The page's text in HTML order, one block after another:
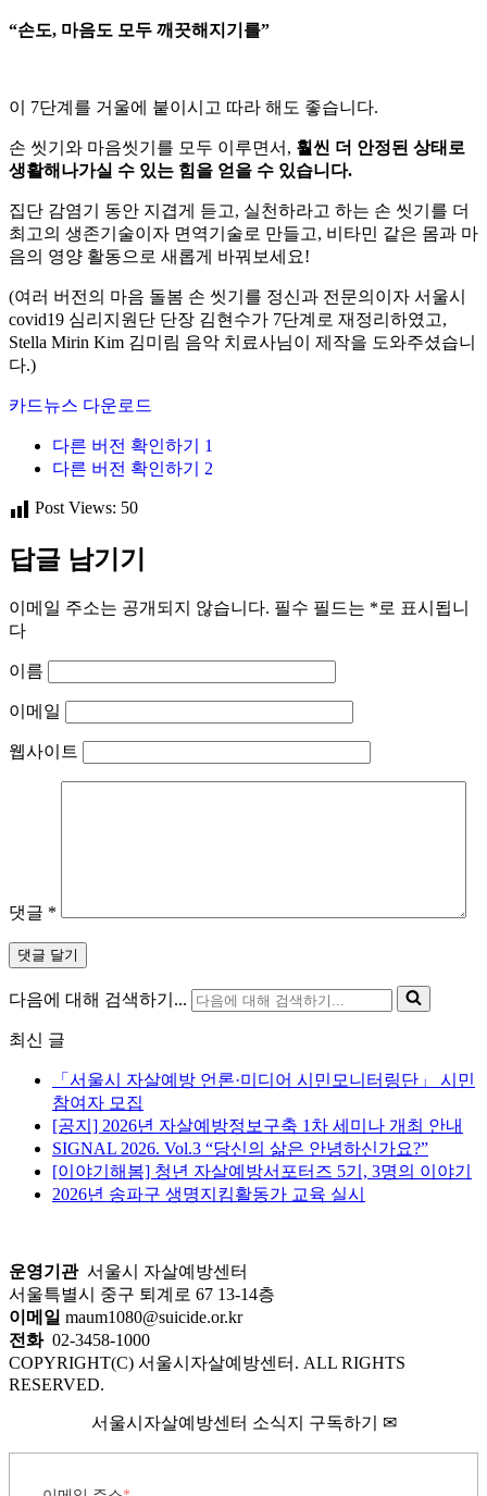
“손도, 마음도 모두 깨끗해지기를”
이 7단계를 거울에 붙이시고 따라 해도 좋습니다.
손 씻기와 마음씻기를 모두 이루면서, 훨씬 더 안정된 상태로
생활해나가실 수 있는 힘을 얻을 수 있습니다.
집단 감염기 동안 지겹게 듣고, 실천하라고 하는 손 씻기를 더
최고의 생존기술이자 면역기술로 만들고, 비타민 같은 몸과 마
음의 영양 활동으로 새롭게 바꿔보세요!
(여러 버전의 마음 돌봄 손 씻기를 정신과 전문의이자 서울시
covid19 심리지원단 단장 김현수가 7단계로 재정리하였고,
Stella Mirin Kim 김미림 음악 치료사님이 제작을 도와주셨습니
다.)
카드뉴스 다운로드
다른 버전 확인하기 1
다른 버전 확인하기 2
Post Views: 50
답글 남기기
이메일 주소는 공개되지 않습니다. 필수 필드는 *로 표시됩니
다
이름
이메일
웹사이트
댓글 *
다음에 대해 검색하기...
최신 글
「서울시 자살예방 언론·미디어 시민모니터링단」 시민
참여자 모집
[공지] 2026년 자살예방정보구축 1차 세미나 개최 안내
SIGNAL 2026. Vol.3 “당신의 삶은 안녕하신가요?”
[이야기해봄] 청년 자살예방서포터즈 5기, 3명의 이야기
2026년 송파구 생명지킴활동가 교육 실시
운영기관서울시 자살예방센터
서울특별시 중구 퇴계로 67 13-14층
이메일 maum1080@suicide.or.kr
전화 02-3458-1000
COPYRIGHT(C) 서울시자살예방센터. ALL RIGHTS
RESERVED.
서울시자살예방센터 소식지 구독하기 ✉